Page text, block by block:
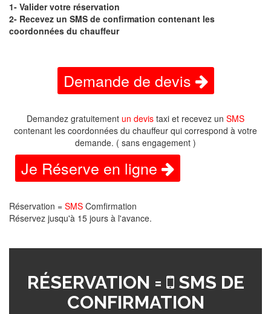
1- Valider votre réservation
2- Recevez un SMS de confirmation contenant les
coordonnées du chauffeur
Demande de devis
Demandez gratuitement un devis taxi et recevez un SMS
contenant les coordonnées du chauffeur qui correspond à votre
demande. ( sans engagement )
Je Réserve en ligne
Réservation = SMS Comfirmation
Réservez jusqu'à 15 jours à l'avance.
RÉSERVATION =
SMS DE
CONFIRMATION